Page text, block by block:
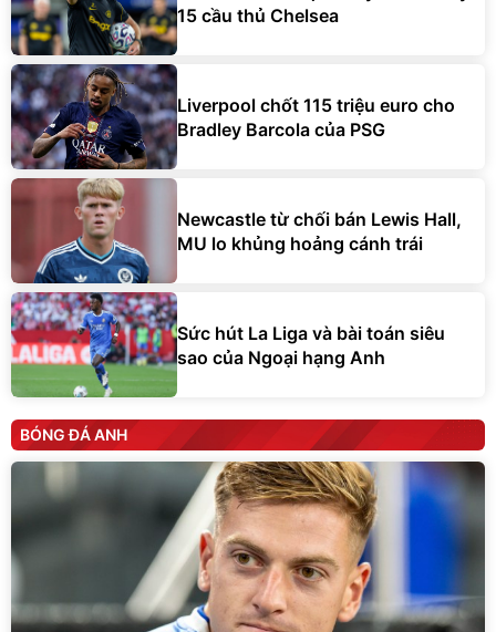
15 cầu thủ Chelsea
Liverpool chốt 115 triệu euro cho
Bradley Barcola của PSG
Newcastle từ chối bán Lewis Hall,
MU lo khủng hoảng cánh trái
Sức hút La Liga và bài toán siêu
sao của Ngoại hạng Anh
BÓNG ĐÁ ANH